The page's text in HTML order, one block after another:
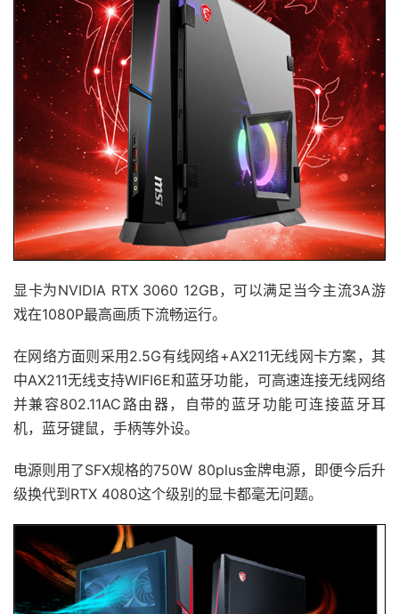
显卡为NVIDIA RTX 3060 12GB，可以满足当今主流3A游
戏在1080P最高画质下流畅运行。
在网络方面则采用2.5G有线网络+AX211无线网卡方案，其
中AX211无线支持WIFI6E和蓝牙功能，可高速连接无线网络
并兼容802.11AC路由器，自带的蓝牙功能可连接蓝牙耳
机，蓝牙键鼠，手柄等外设。
电源则用了SFX规格的750W 80plus金牌电源，即便今后升
级换代到RTX 4080这个级别的显卡都毫无问题。